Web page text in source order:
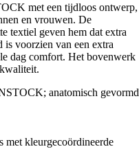
met een tijdloos ontwerp,
en vrouwen. De
textiel geven hem dat extra
voorzien van een extra
dag comfort. Het bovenwerk
anatomisch gevormd
met kleurgecoördineerde